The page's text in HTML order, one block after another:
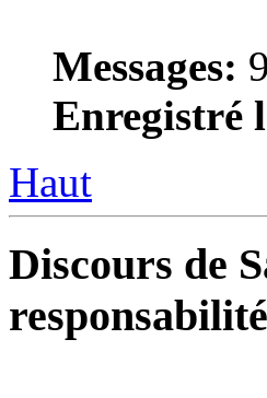
Messages:
Enregistré
Haut
Discours de